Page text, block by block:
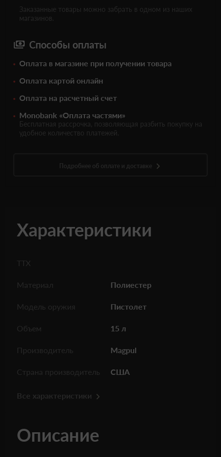
Заказанные товары можно забрать в одном из наших
магазинов.
Способы оплаты
Оплата в магазине при получении товара
Оплата картой онлайн
Оплата на расчетный счет
Monobank «Оплата частями»
Бесплатная рассрочка, позволяющая разбить покупку на
удобное количество платежей.
Подробнее об оплате и доставке
Характеристики
ТТХ
Материал Полиестер
Модель оружия Пистолет
Объем 15 л
Производитель Magpul
Страна производитель США
Все характеристики
Описание